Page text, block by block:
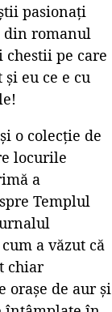
pasionați
din romanul
chestii pe care
eu ce e cu
o colecție de
locurile
a
Templul
a văzut că
chiar
orașe de aur și